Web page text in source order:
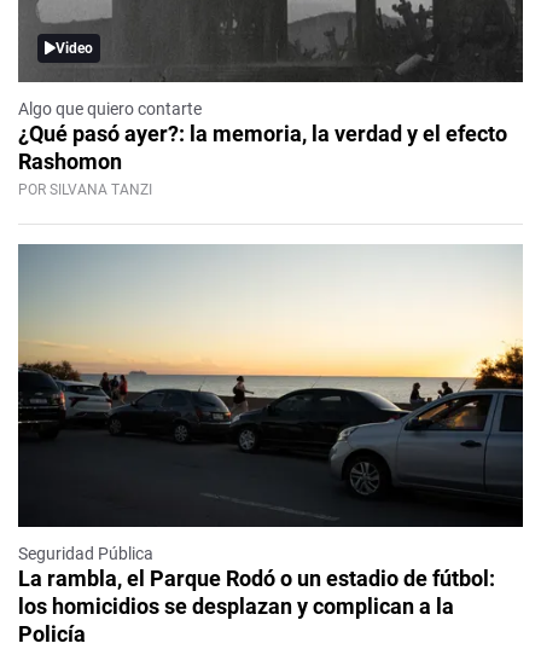
Video
Algo que quiero contarte
¿Qué pasó ayer?: la memoria, la verdad y el efecto
Rashomon
POR SILVANA TANZI
Seguridad Pública
La rambla, el Parque Rodó o un estadio de fútbol:
los homicidios se desplazan y complican a la
Policía